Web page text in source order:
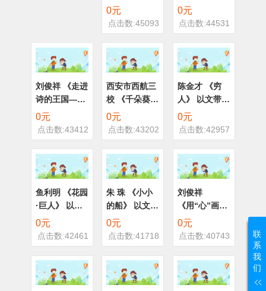
0元
点击数:45093
示 五上
0元
点击数:44531
刘俊祥 《走进
诗的王国——
微型诗赏析与
创作》 读写联
动
0元
点击数:43412
西安市西航三
校 《千朵葵花
千个娃》 分享
展示
0元
点击数:43202
陈金才 《穷
人》 以文带文
六上
0元
点击数:42957
鱼利明 《花园
·巨人》 以文
0元
点击数:42461
朱 珠 《小小
的船》 以文带
文 一上
0元
点击数:41718
刘俊祥
《用“心”画
像》 读写联动
五上
0元
点击数:40743
联
系
我
们